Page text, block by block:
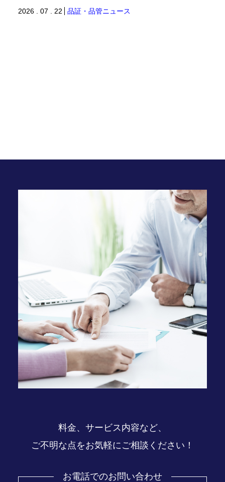
2026 . 07 . 22 品証・品管ニュース
料金、サービス内容など、
ご不明な点をお気軽にご相談ください！
お電話でのお問い合わせ